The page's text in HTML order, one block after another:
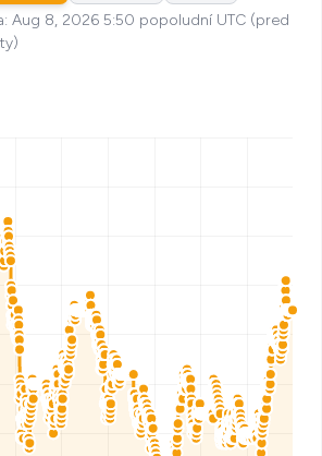
Aug 8, 2026 5:50 popoludní UTC (pred